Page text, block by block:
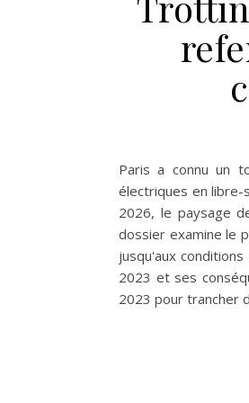
Paris a connu un
électriques en libre-
2026, le paysage
dossier examine le
jusqu'aux
2023 et ses
2023 pour trancher